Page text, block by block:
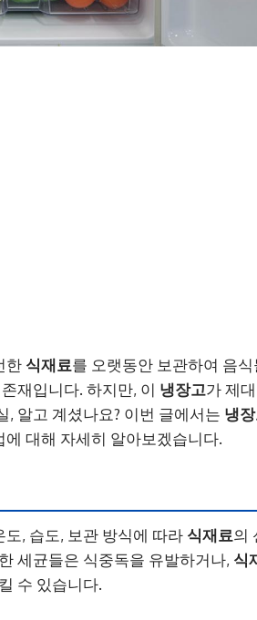
한 식재료를 오랫동안 보관하여 음식
재입니다. 하지만, 이 냉장고가 제
알고 계셨나요? 이번 글에서는 냉
에 대해 자세히 알아보겠습니다.
, 습도, 보관 방식에 따라 식재료의
세균들은 식중독을 유발하거나, 식
수 있습니다.